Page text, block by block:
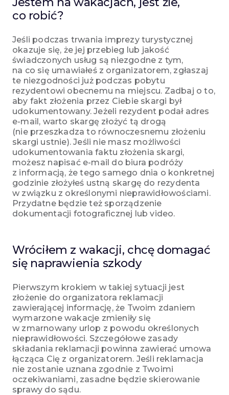
co robić?
Jeśli podczas trwania imprezy turystycznej
okazuje się, że jej przebieg lub jakość
świadczonych usług są niezgodne z tym,
na co się umawiałeś z organizatorem, zgłaszaj
te niezgodności już podczas pobytu
rezydentowi obecnemu na miejscu. Zadbaj o to,
aby fakt złożenia przez Ciebie skargi był
udokumentowany. Jeżeli rezydent podał adres
e-mail, warto skargę złożyć tą drogą
(nie przeszkadza to równoczesnemu złożeniu
skargi ustnie). Jeśli nie masz możliwości
udokumentowania faktu złożenia skargi,
możesz napisać e-mail do biura podróży
z informacją, że tego samego dnia o konkretnej
godzinie złożyłeś ustną skargę do rezydenta
w związku z określonymi nieprawidłowościami.
Przydatne będzie też sporządzenie
dokumentacji fotograficznej lub video.
Wróciłem z wakacji, chcę domagać
się naprawienia szkody
Pierwszym krokiem w takiej sytuacji jest
złożenie do organizatora reklamacji
zawierającej informację, że Twoim zdaniem
wymarzone wakacje zmieniły się
w zmarnowany urlop z powodu określonych
nieprawidłowości. Szczegółowe zasady
składania reklamacji powinna zawierać umowa
łącząca Cię z organizatorem. Jeśli reklamacja
nie zostanie uznana zgodnie z Twoimi
oczekiwaniami, zasadne będzie skierowanie
sprawy do sądu.